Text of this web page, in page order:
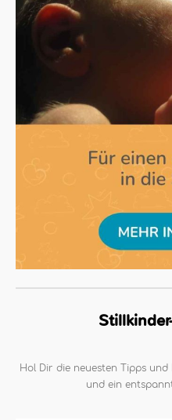
Hol Dir die neuesten Tipps
und ein